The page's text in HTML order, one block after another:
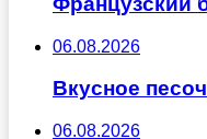
06.08.2026
Вкусное
06.08.2026